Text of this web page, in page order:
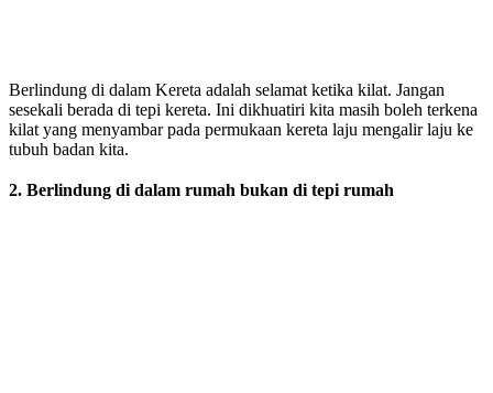
Berlindung di dalam Kereta adalah selamat ketika kilat. Jangan
sesekali berada di tepi kereta. Ini dikhuatiri kita masih boleh terkena
kilat yang menyambar pada permukaan kereta laju mengalir laju ke
tubuh badan kita.
2. Berlindung di dalam rumah bukan di tepi rumah